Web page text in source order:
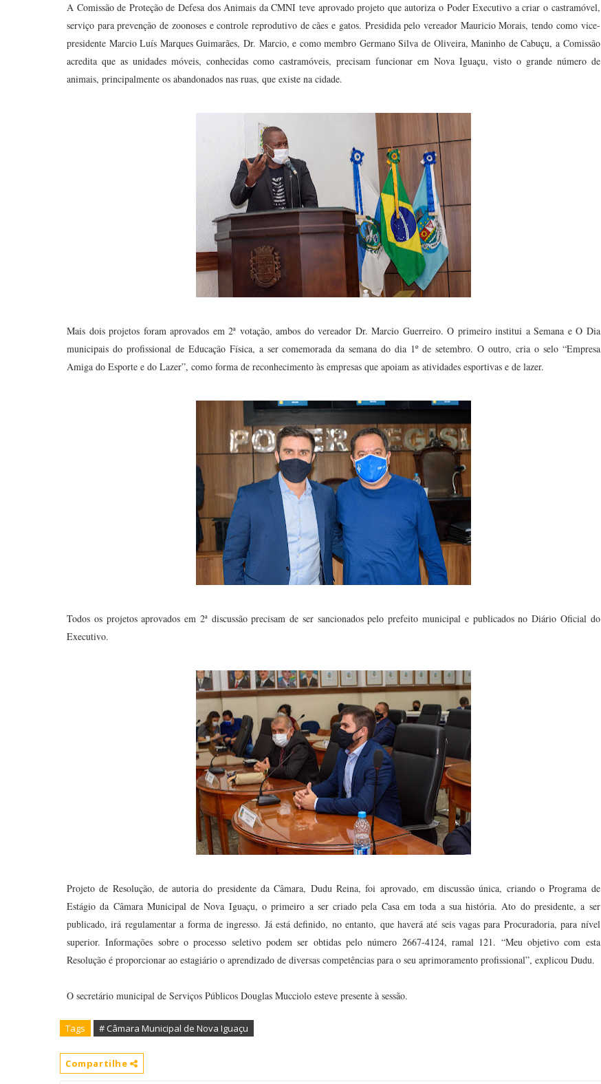
A Comissão de Proteção de Defesa dos Animais da CMNI teve aprovado projeto que autoriza o Poder Executivo a criar o castramóvel,
serviço para prevenção de zoonoses e controle reprodutivo de cães e gatos. Presidida pelo vereador Mauricio Morais, tendo como vice-
presidente Marcio Luís Marques Guimarães, Dr. Marcio, e como membro Germano Silva de Oliveira, Maninho de Cabuçu, a Comissão
acredita que as unidades móveis, conhecidas como castramóveis, precisam funcionar em Nova Iguaçu, visto o grande número de
animais, principalmente os abandonados nas ruas, que existe na cidade.
Mais dois projetos foram aprovados em 2ª votação, ambos do vereador Dr. Marcio Guerreiro. O primeiro institui a Semana e O Dia
municipais do profissional de Educação Física, a ser comemorada da semana do dia 1º de setembro. O outro, cria o selo “Empresa
Amiga do Esporte e do Lazer”, como forma de reconhecimento às empresas que apoiam as atividades esportivas e de lazer.
Todos os projetos aprovados em 2ª discussão precisam de ser sancionados pelo prefeito municipal e publicados no Diário Oficial do
Executivo.
Projeto de Resolução, de autoria do presidente da Câmara, Dudu Reina, foi aprovado, em discussão única, criando o Programa de
Estágio da Câmara Municipal de Nova Iguaçu, o primeiro a ser criado pela Casa em toda a sua história. Ato do presidente, a ser
publicado, irá regulamentar a forma de ingresso. Já está definido, no entanto, que haverá até seis vagas para Procuradoria, para nível
superior. Informações sobre o processo seletivo podem ser obtidas pelo número 2667-4124, ramal 121. “Meu objetivo com esta
Resolução é proporcionar ao estagiário o aprendizado de diversas competências para o seu aprimoramento profissional”, explicou Dudu.
O secretário municipal de Serviços Públicos Douglas Mucciolo esteve presente à sessão.
Tags # Câmara Municipal de Nova Iguaçu
Compartilhe